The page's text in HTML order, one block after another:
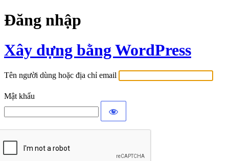
Đăng nhập
Xây dựng bằng WordPress
Tên người dùng hoặc địa chỉ email
Mật khẩu